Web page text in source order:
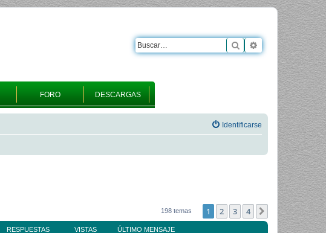
FORO DESCARGAS
Buscar Búsqueda
Identificarse
198 temas 1 2 3 4 Siguiente
RESPUESTAS VISTAS ÚLTIMO MENSAJE